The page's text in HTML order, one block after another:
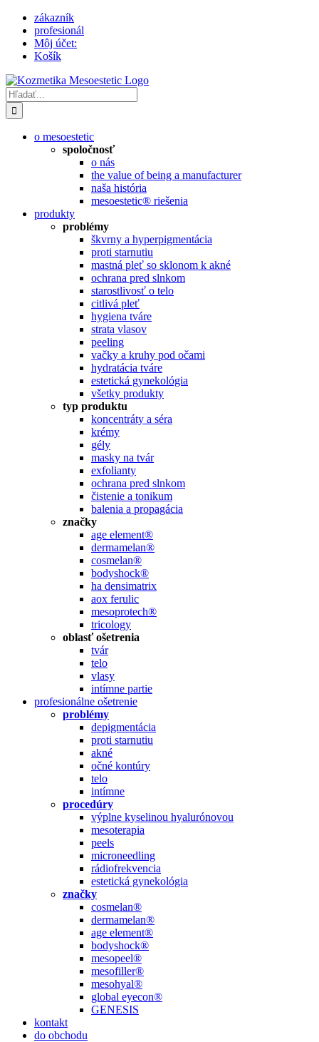
Skip
content
zákazník
profesionál
Môj účet:
Košík
Hľadať:
o mesoestetic
spoločnosť
o nás
the value of being a manufacturer
naša história
mesoestetic® riešenia
produkty
problémy
škvrny a hyperpigmentácia
proti starnutiu
mastná pleť so sklonom k ​​akné
ochrana pred slnkom
starostlivosť o telo
citlivá pleť
hygiena tváre
strata vlasov
peeling
vačky a kruhy pod očami
hydratácia tváre
estetická gynekológia
všetky produkty
typ produktu
koncentráty a séra
krémy
gély
masky na tvár
exfolianty
ochrana pred slnkom
čistenie a tonikum
balenia a propagácia
značky
age element®
dermamelan®
cosmelan®
bodyshock®
ha densimatrix
aox ferulic
mesoprotech®
tricology
oblasť ošetrenia
tvár
telo
vlasy
intímne partie
profesionálne ošetrenie
problémy
depigmentácia
proti starnutiu
akné
očné kontúry
telo
intímne
procedúry
výplne kyselinou hyalurónovou
mesoterapia
peels
microneedling
rádiofrekvencia
estetická gynekológia
značky
cosmelan®
dermamelan®
age element®
bodyshock®
mesopeel®
mesofiller®
mesohyal®
global eyecon®
GENESIS
kontakt
do obchodu